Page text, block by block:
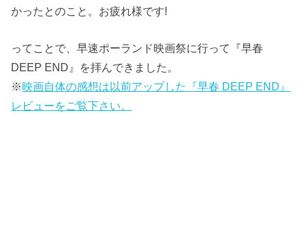
かったとのこと。お疲れ様です!
ってことで、早速ポーランド映画祭に行って『早春
DEEP END』を拝んできました。
※映画自体の感想は以前アップした『早春 DEEP END』
レビューをご覧下さい。